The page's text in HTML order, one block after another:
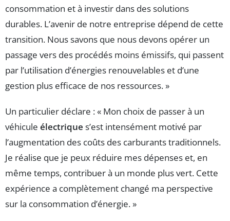
consommation et à investir dans des solutions
durables. L’avenir de notre entreprise dépend de cette
transition. Nous savons que nous devons opérer un
passage vers des procédés moins émissifs, qui passent
par l’utilisation d’énergies renouvelables et d’une
gestion plus efficace de nos ressources. »
Un particulier déclare : « Mon choix de passer à un
véhicule électrique s’est intensément motivé par
l’augmentation des coûts des carburants traditionnels.
Je réalise que je peux réduire mes dépenses et, en
même temps, contribuer à un monde plus vert. Cette
expérience a complètement changé ma perspective
sur la consommation d’énergie. »